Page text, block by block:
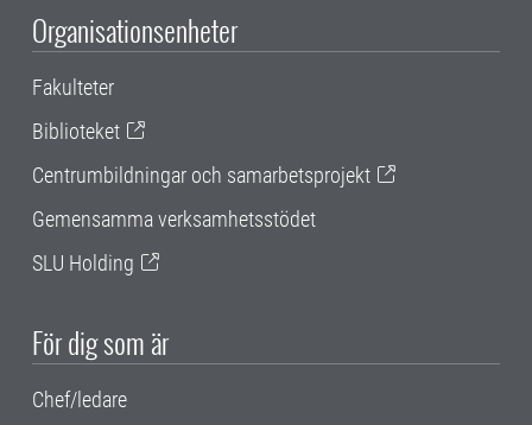
Organisationsenheter
Fakulteter
Biblioteket
Centrumbildningar och samarbetsprojekt
Gemensamma verksamhetsstödet
SLU Holding
För dig som är
Chef/ledare